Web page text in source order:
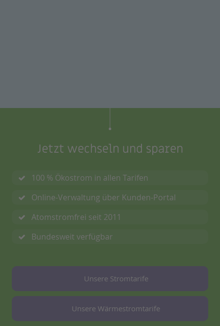
Jetzt wechseln und sparen
100 % Ökostrom in allen Tarifen
Online-Verwaltung über Kunden-Portal
Atomstromfrei seit 2011
Bundesweit verfügbar
Unsere Stromtarife
Unsere Wärmestromtarife